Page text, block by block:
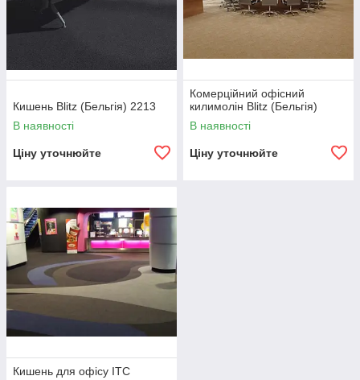
Кишень Blitz (Бельгія) 2213
В наявності
Ціну уточнюйте
Комерційний офісний
килимолін Blitz (Бельгія)
В наявності
Ціну уточнюйте
Кишень для офісу ITC